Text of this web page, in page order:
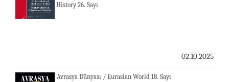
History 26. Sayı
02.10.2025
Avrasya Dünyası / Eurasian World 18. Sayı